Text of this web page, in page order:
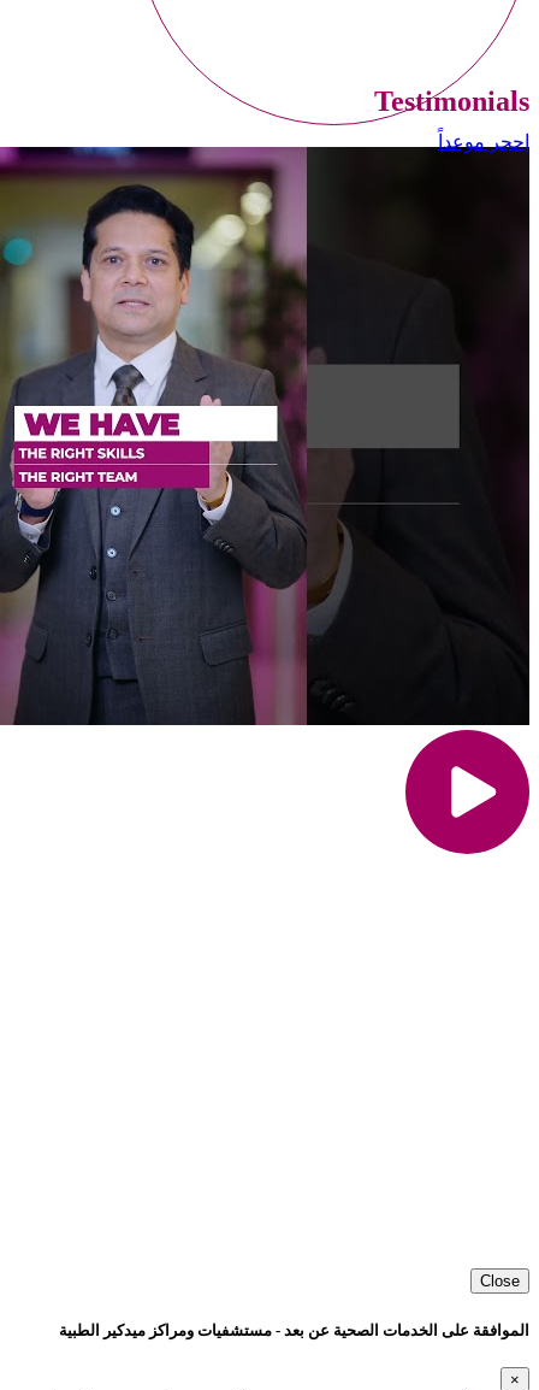
إحجر موعداً
Testimonials
Close
الموافقة على الخدمات الصحية عن بعد - مستشفيات ومراكز ميدكير الطبية
×